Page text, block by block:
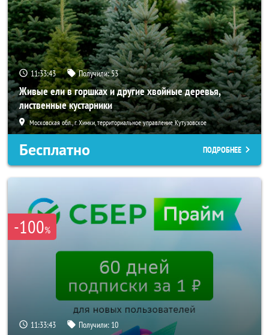
11:33:41 Получили:53
Живые ели в горшках и другие хвойные деревья,
лиственные кустарники
Московская обл., г. Химки, территориальное управление Кутузовское
Бесплатно ПОДРОБНЕЕ
-100%
11:33:41 Получили: 10